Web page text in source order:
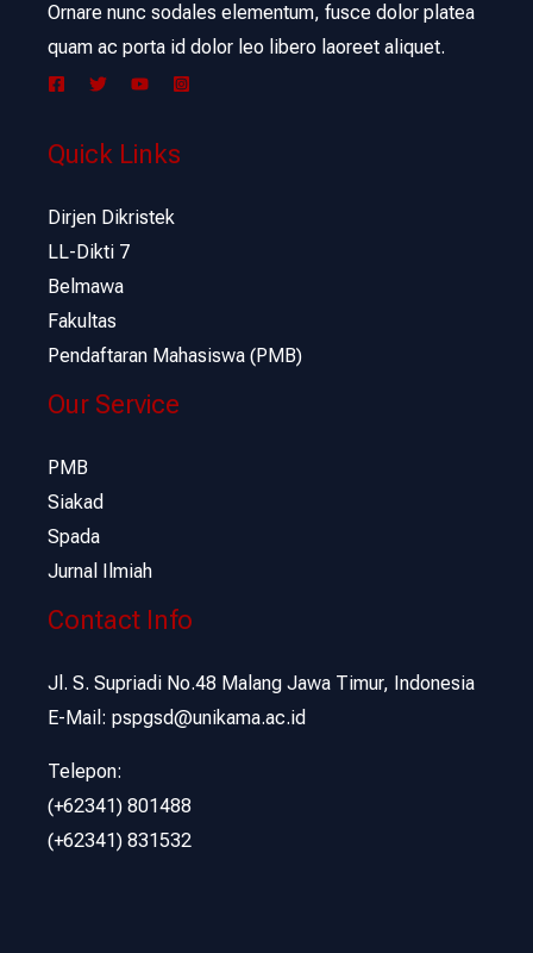
Ornare nunc sodales elementum, fusce dolor platea
quam ac porta id dolor leo libero laoreet aliquet.
Quick Links
Dirjen Dikristek
LL-Dikti 7
Belmawa
Fakultas
Pendaftaran Mahasiswa (PMB)
Our Service
PMB
Siakad
Spada
Jurnal Ilmiah
Contact Info
Jl. S. Supriadi No.48 Malang Jawa Timur, Indonesia
E-Mail: pspgsd@unikama.ac.id
Telepon:
(+62341) 801488
(+62341) 831532